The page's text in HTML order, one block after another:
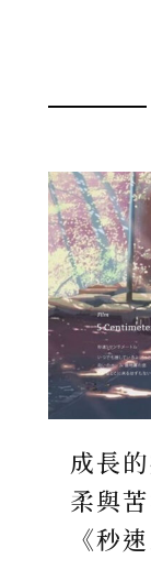
成長
柔與
《秒